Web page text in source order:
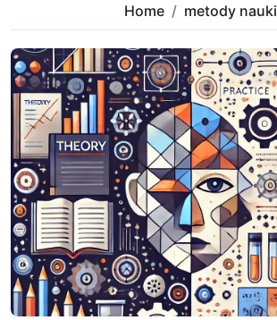
Home metody nauki